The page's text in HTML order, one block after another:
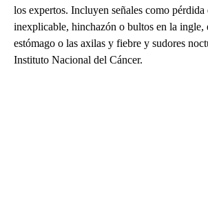
los expertos. Incluyen señales como pérdida
inexplicable, hinchazón o bultos en la ingle,
estómago o las axilas y fiebre y sudores
Instituto Nacional del Cáncer.